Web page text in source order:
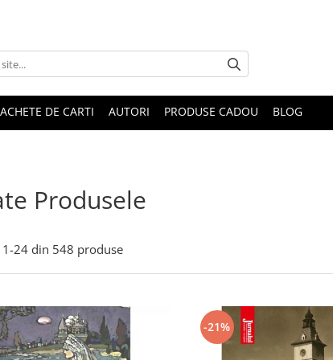
DE CARTI AUTORI PRODUSE CADOU BLOG
Produsele
1-24 din 548 produse
-21%